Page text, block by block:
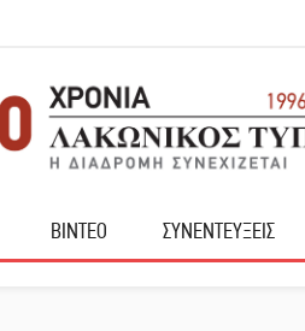
ΒΙΝΤΕΟ ΣΥΝΕΝΤΕΥΞΕΙΣ